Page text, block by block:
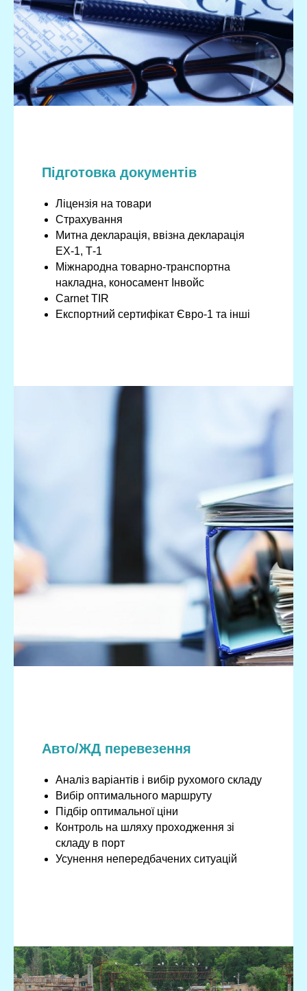
Підготовка документів
Ліцензія на товари
Страхування
Митна декларація, ввізна декларація
ЕХ-1, Т-1
Міжнародна товарно-транспортна
накладна, коносамент Інвойс
Carnet TIR
Експортний сертифікат Євро-1 та інші
Авто/ЖД перевезення
Аналіз варіантів і вибір рухомого складу
Вибір оптимального маршруту
Підбір оптимальної ціни
Контроль на шляху проходження зі
складу в порт
Усунення непередбачених ситуацій